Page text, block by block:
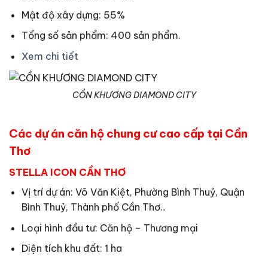
Mật độ xây dựng: 55%
Tổng số sản phẩm: 400 sản phẩm.
Xem chi tiết
CỒN KHƯƠNG DIAMOND CITY
Các dự án căn hộ chung cư cao cấp tại Cần
Thơ
STELLA ICON CẦN THƠ
Vị trí dự án: Võ Văn Kiệt, Phường Bình Thuỷ, Quận
Bình Thuỷ, Thành phố Cần Thơ..
Loại hình đầu tư: Căn hộ – Thương mại
Diện tích khu đất: 1 ha